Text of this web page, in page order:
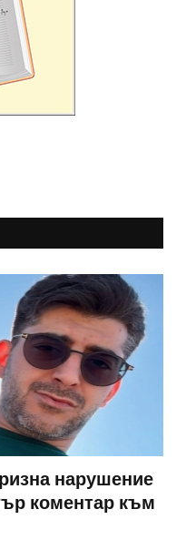
нарушение
коментар към